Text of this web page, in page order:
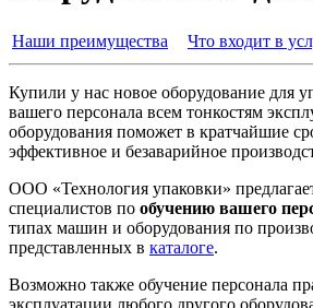
Наши преимущества Что входит в
Купили у нас новое оборудование для
вашего персонала всем тонкостям
оборудования поможет в кратчайшие
эффективное и безаварийное
ООО «Технология упаковки»
специалистов по обучению вашего
типах машин и оборудования по
представленных в каталоге.
Возможно также обучение персонала